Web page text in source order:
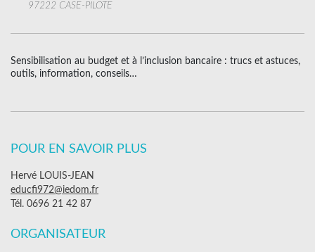
97222 CASE-PILOTE
Sensibilisation au budget et à l’inclusion bancaire : trucs et astuces,
outils, information, conseils…
POUR EN SAVOIR PLUS
Hervé LOUIS-JEAN
educfi972@iedom.fr
Tél. 0696 21 42 87
ORGANISATEUR